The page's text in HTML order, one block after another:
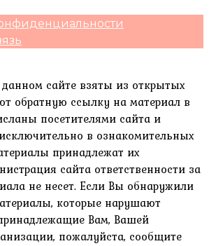
сайте взяты из открытых
обратную ссылку на материал в
посетителями сайта и
в ознакомительных
принадлежат их
сайта ответственности за
не несет. Если Вы обнаружили
которые нарушают
Вам, Вашей
пожалуйста, сообщите